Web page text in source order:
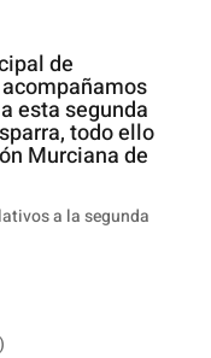
de
esta segunda
todo ello
Murciana de
a la segunda